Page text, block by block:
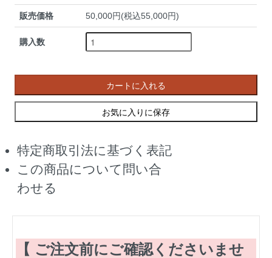
販売価格 50,000円(税込55,000円)
購入数
カートに入れる
お気に入りに保存
特定商取引法に基づく表記
この商品について問い合
わせる
【 ご注文前にご確認くださいませ